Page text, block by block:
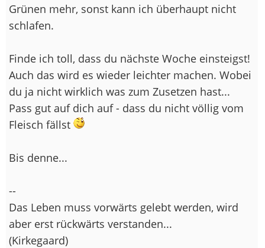
Grünen mehr, sonst kann ich überhaupt nicht
schlafen.
Finde ich toll, dass du nächste Woche einsteigst!
Auch das wird es wieder leichter machen. Wobei
du ja nicht wirklich was zum Zusetzen hast...
Pass gut auf dich auf - dass du nicht völlig vom
Fleisch fällst
Bis denne...
--
Das Leben muss vorwärts gelebt werden, wird
aber erst rückwärts verstanden...
(Kirkegaard)